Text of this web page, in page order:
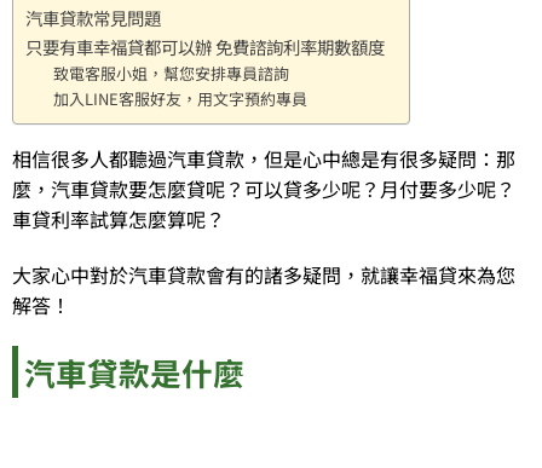
汽車貸款常見問題
只要有車幸福貸都可以辦 免費諮詢利率期數額度
致電客服小姐，幫您安排專員諮詢
加入LINE客服好友，用文字預約專員
相信很多人都聽過汽車貸款，但是心中總是有很多疑問：那
麼，汽車貸款要怎麼貸呢？可以貸多少呢？月付要多少呢？
車貸利率試算怎麼算呢？
大家心中對於汽車貸款會有的諸多疑問，就讓幸福貸來為您
解答！
汽車貸款是什麼